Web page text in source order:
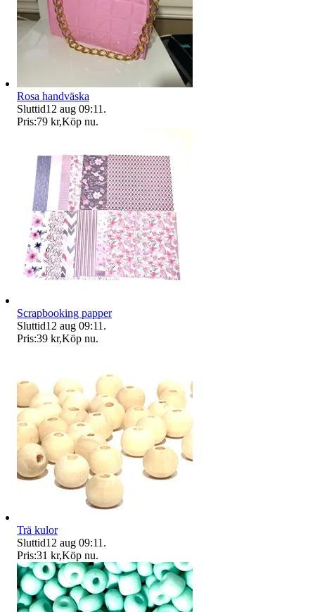
Rosa handväska
Sluttid12 aug 09:11 .
Pris:79 kr,Köp nu.
Scrapbooking papper
Sluttid12 aug 09:11 .
Pris:39 kr,Köp nu.
Trä kulor
Sluttid12 aug 09:11 .
Pris:31 kr,Köp nu.